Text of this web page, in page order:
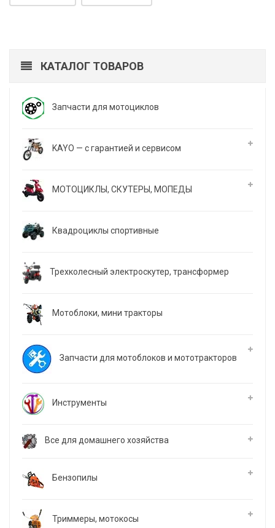
КАТАЛОГ ТОВАРОВ
Запчасти для мотоциклов
KAYO — с гарантией и сервисом
МОТОЦИКЛЫ, СКУТЕРЫ, МОПЕДЫ
Квадроциклы спортивные
Трехколесный электроскутер, трансформер
Мотоблоки, мини тракторы
Запчасти для мотоблоков и мототракторов
Инструменты
Все для домашнего хозяйства
Бензопилы
Триммеры, мотокосы